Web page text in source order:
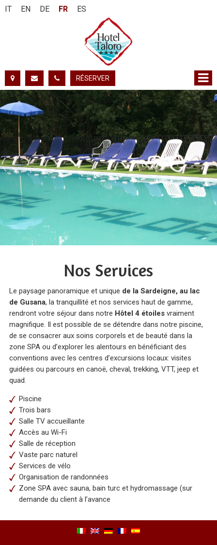
IT EN DE FR ES
RÉSERVER
DU: AU:
ADULTES: ENFANTS:
VÉRIFIER LA DISPONIBILITÉ
DEMANDER INFORMATIONS
Nos Services
Le paysage panoramique et unique de la Sardeigne, au lac
de Gusana, la tranquillité et nos services haut de gamme,
rendront votre séjour dans notre Hôtel 4 étoiles vraiment
magnifique. Il est possible de se détendre dans notre piscine,
de se consacrer aux soins corporels et de beauté dans la
zone SPA ou d’explorer les alentours en bénéficiant des
conventions avec les centres d’excursions locaux: visites
guidées ou parcours en canoë, cheval, trekking, VTT, jeep et
quad.
Piscine
Trois bars
Salle TV accueillante
Accès au Wi-Fi
Salle de réception
Vaste parc naturel
Services de vélo
Organisation de randonnées
Zone SPA avec sauna, bain turc et hydromassage (sur
demande du client à l’avance